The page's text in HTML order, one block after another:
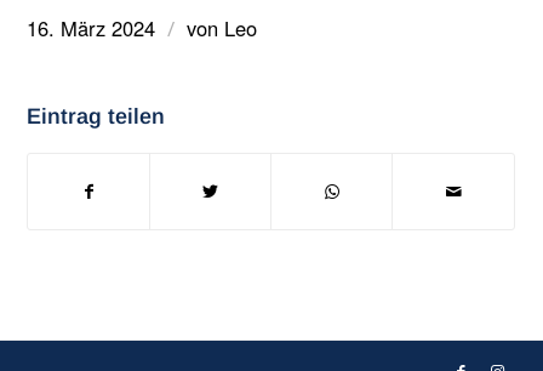
16. März 2024 / von Leo
Eintrag teilen